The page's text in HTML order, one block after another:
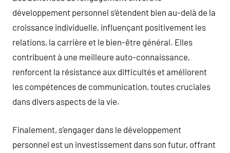
développement personnel s’étendent bien au-delà de la
croissance individuelle, influençant positivement les
relations, la carrière et le bien-être général. Elles
contribuent à une meilleure auto-connaissance,
renforcent la résistance aux difficultés et améliorent
les compétences de communication, toutes cruciales
dans divers aspects de la vie.
Finalement, s’engager dans le développement
personnel est un investissement dans son futur, offrant